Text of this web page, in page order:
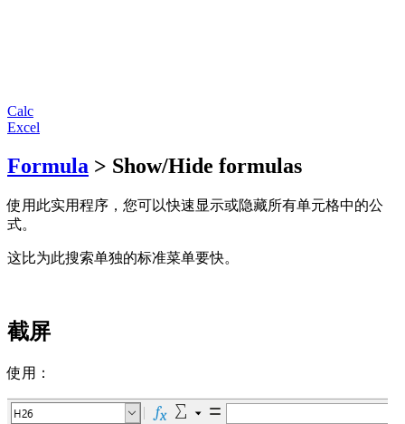
Calc
Excel
Formula > Show/Hide formulas
使用此实用程序，您可以快速显示或隐藏所有单元格中的公
式。
这比为此搜索单独的标准菜单要快。
截屏
使用：